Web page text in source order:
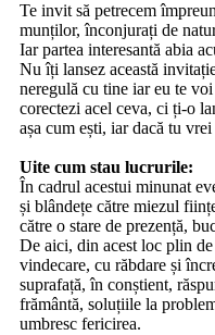
Te invit să petrecem
munților, înconjurați de
Iar partea interesantă abia
Nu îți lansez această
neregulă cu tine iar eu te
corectezi acel ceva, ci ți-o
așa cum ești, iar dacă tu
Uite cum stau lucrurile:
În cadrul acestui minunat
și blândețe către miezul
către o stare de prezență,
De aici, din acest loc plin
vindecare, cu răbdare și
suprafață, în conștient,
frământă, soluțiile la
umbresc fericirea.